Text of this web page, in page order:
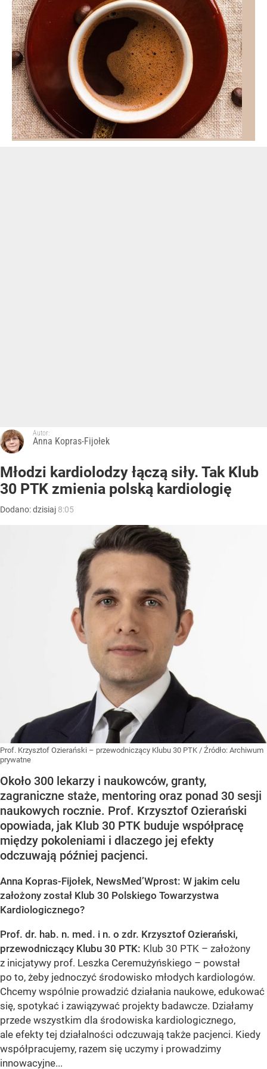
Autor:
Anna Kopras-Fijołek
Młodzi kardiolodzy łączą siły. Tak Klub
30 PTK zmienia polską kardiologię
Dodano:dzisiaj 8:05
Prof. Krzysztof Ozierański – przewodniczący Klubu 30 PTK / Źródło: Archiwum
prywatne
Około 300 lekarzy i naukowców, granty,
zagraniczne staże, mentoring oraz ponad 30 sesji
naukowych rocznie. Prof. Krzysztof Ozierański
opowiada, jak Klub 30 PTK buduje współpracę
między pokoleniami i dlaczego jej efekty
odczuwają później pacjenci.
Anna Kopras-Fijołek, NewsMed’Wprost: W jakim celu
założony został Klub 30 Polskiego Towarzystwa
Kardiologicznego?
Prof. dr. hab. n. med. i n. o zdr. Krzysztof Ozierański,
przewodniczący Klubu 30 PTK: Klub 30 PTK – założony
z inicjatywy prof. Leszka Ceremużyńskiego – powstał
po to, żeby jednoczyć środowisko młodych kardiologów.
Chcemy wspólnie prowadzić działania naukowe, edukować
się, spotykać i zawiązywać projekty badawcze. Działamy
przede wszystkim dla środowiska kardiologicznego,
ale efekty tej działalności odczuwają także pacjenci. Kiedy
współpracujemy, razem się uczymy i prowadzimy
innowacyjne...